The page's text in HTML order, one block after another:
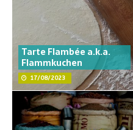
Tarte Flambée a.k.a.
Flammkuchen
17/08/2023